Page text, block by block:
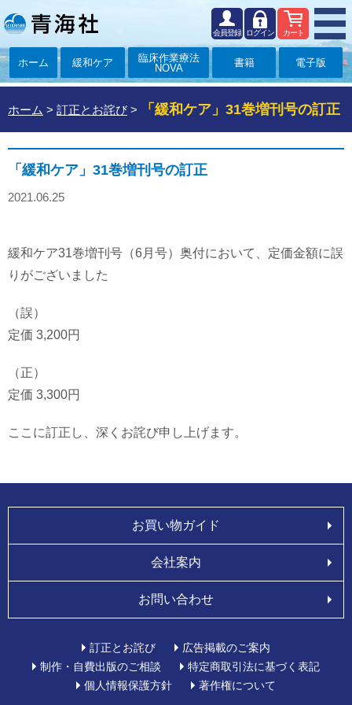
カート
ログイン
会員登録
ホーム 緩和ケア
臨床作業療法
NOVA
書籍 電子版
ホーム > 訂正とお詫び > 「緩和ケア」31巻増刊号の訂正
「緩和ケア」31巻増刊号の訂正
2021.06.25
緩和ケア31巻増刊号（6月号）奥付において、定価金額に誤
りがございました
（誤）
定価 3,200円
（正）
定価 3,300円
ここに訂正し、深くお詫び申し上げます。
お買い物ガイド
会社案内
お問い合わせ
訂正とお詫び
広告掲載のご案内
制作・自費出版のご相談
特定商取引法に基づく表記
個人情報保護方針
著作権について